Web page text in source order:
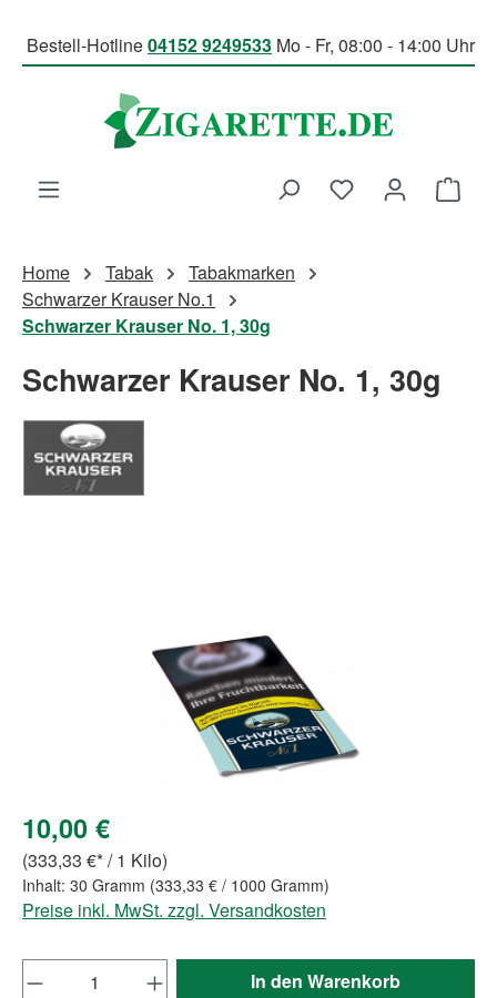
Bestell-Hotline04152 9249533 Mo - Fr, 08:00 - 14:00 Uhr
Du hast 0
Home Tabak
Tabakmarken
Schwarzer Krauser No.1
Schwarzer Krauser No. 1, 30g
Schwarzer Krauser No. 1, 30g
10,00 €
(333,33 €* / 1 Kilo)
Inhalt: 30 Gramm (333,33 € / 1000 Gramm)
Preise inkl. MwSt. zzgl. Versandkosten
Produkt Anzahl: Gib den gewünschten
In den Warenkorb